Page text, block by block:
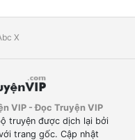
X
VIP - Đọc Truyện VIP
truyện được dịch lại bởi
trang gốc. Cập nhật